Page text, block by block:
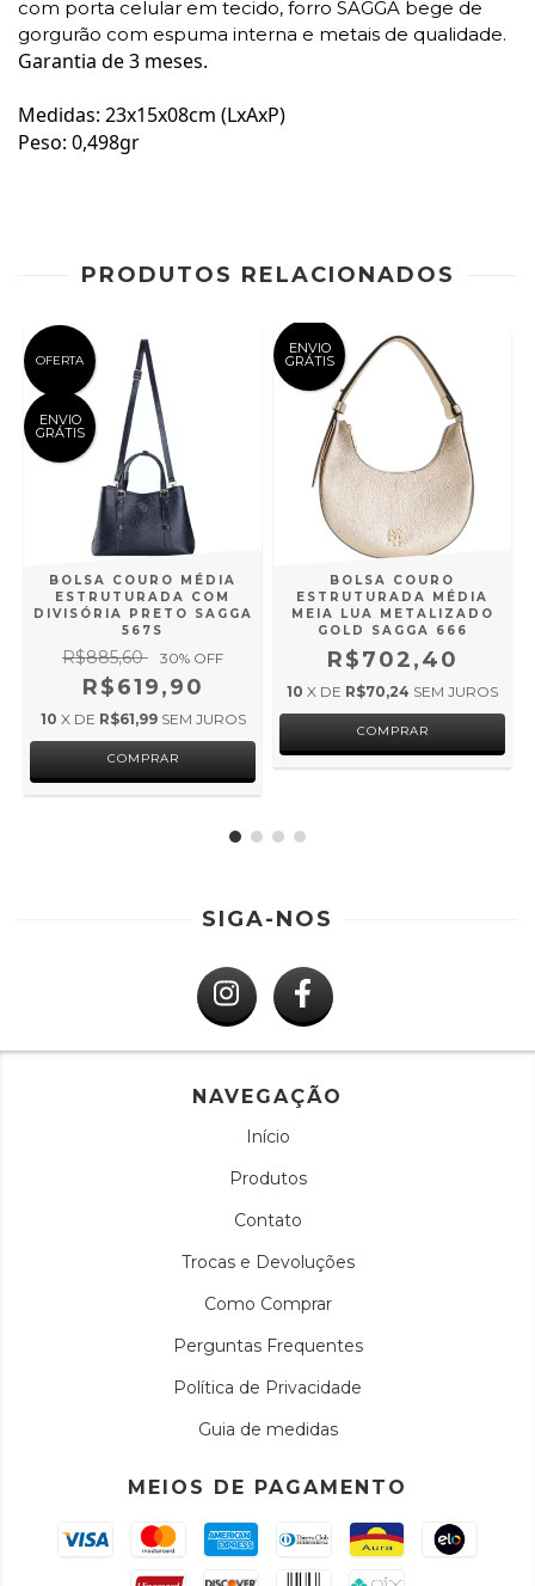
com porta celular em tecido, forro SAGGA bege de
gorgurão com espuma interna e metais de qualidade.
Garantia de 3 meses.
Medidas: 23x15x08cm (LxAxP)
Peso: 0,498gr
PRODUTOS RELACIONADOS
OFERTA
ENVIO
GRÁTIS
BOLSA COURO MÉDIA
ESTRUTURADA COM
DIVISÓRIA PRETO SAGGA
567S
R$885,60 30% OFF
R$619,90
10 X DE R$61,99 SEM JUROS
COMPRAR
ENVIO
GRÁTIS
BOLSA COURO
ESTRUTURADA MÉDIA
MEIA LUA METALIZADO
GOLD SAGGA 666
R$702,40
10 X DE R$70,24 SEM JUROS
COMPRAR
SIGA-NOS
NAVEGAÇÃO
Início
Produtos
Contato
Trocas e Devoluções
Como Comprar
Perguntas Frequentes
Política de Privacidade
Guia de medidas
MEIOS DE PAGAMENTO